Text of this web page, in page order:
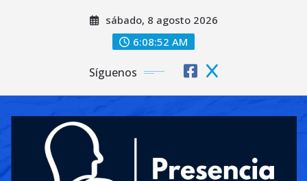
sábado, 8 agosto 2026
6:08:54 AM
Síguenos